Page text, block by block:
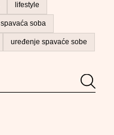
lifestyle
spavaća soba
uređenje spavaće sobe